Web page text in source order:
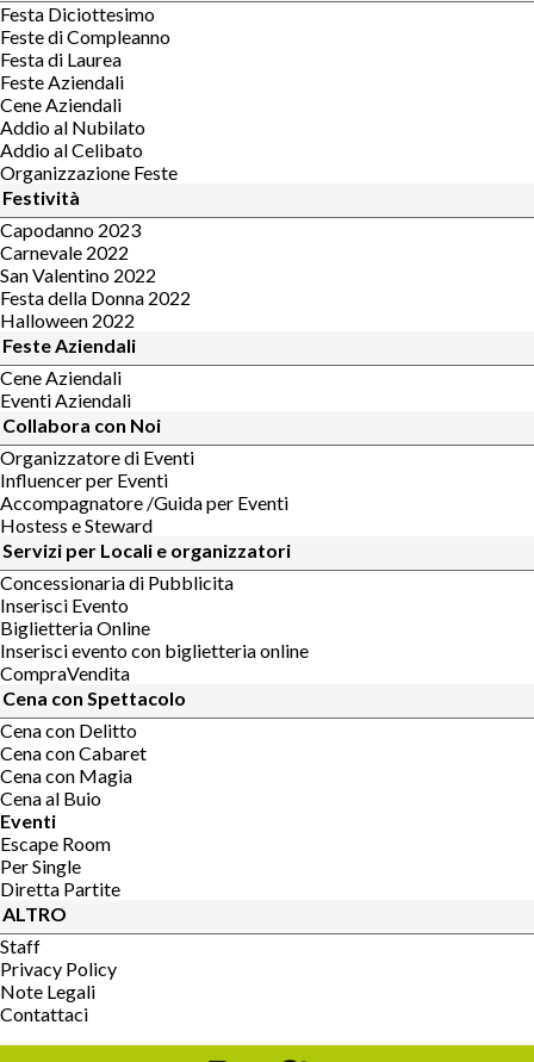
Festa Diciottesimo
Feste di Compleanno
Festa di Laurea
Feste Aziendali
Cene Aziendali
Addio al Nubilato
Addio al Celibato
Organizzazione Feste
Festività
Capodanno 2023
Carnevale 2022
San Valentino 2022
Festa della Donna 2022
Halloween 2022
Feste Aziendali
Cene Aziendali
Eventi Aziendali
Collabora con Noi
Organizzatore di Eventi
Influencer per Eventi
Accompagnatore /Guida per Eventi
Hostess e Steward
Servizi per Locali e organizzatori
Concessionaria di Pubblicita
Inserisci Evento
Biglietteria Online
Inserisci evento con biglietteria online
CompraVendita
Cena con Spettacolo
Cena con Delitto
Cena con Cabaret
Cena con Magia
Cena al Buio
Eventi
Escape Room
Per Single
Diretta Partite
ALTRO
Staff
Privacy Policy
Note Legali
Contattaci